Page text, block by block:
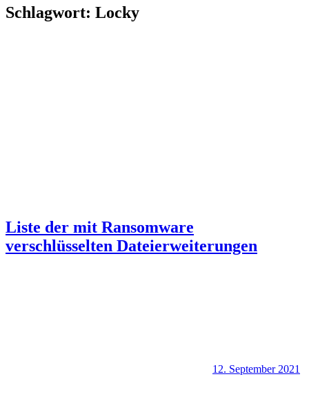
Schlagwort: Locky
Liste der mit Ransomware
verschlüsselten Dateierweiterungen
12. September 2021